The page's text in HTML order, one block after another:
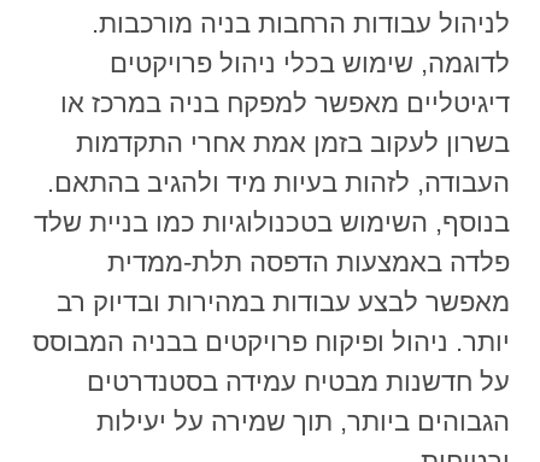
לניהול עבודות הרחבות בניה מורכבות.
לדוגמה, שימוש בכלי ניהול פרויקטים
דיגיטליים מאפשר למפקח בניה במרכז או
בשרון לעקוב בזמן אמת אחרי התקדמות
העבודה, לזהות בעיות מיד ולהגיב בהתאם.
בנוסף, השימוש בטכנולוגיות כמו בניית שלד
פלדה באמצעות הדפסה תלת-ממדית
מאפשר לבצע עבודות במהירות ובדיוק רב
יותר. ניהול ופיקוח פרויקטים בבניה המבוסס
על חדשנות מבטיח עמידה בסטנדרטים
הגבוהים ביותר, תוך שמירה על יעילות